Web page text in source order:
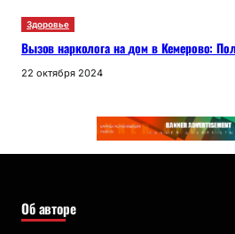
Здоровье
Вызов нарколога на дом в Кемерово:
22 октября 2024
Об авторе